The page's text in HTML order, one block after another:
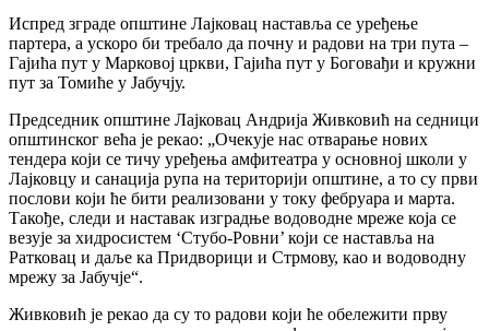
Испред зграде општине Лајковац наставља се уређење
партера, а ускоро би требало да почну и радови на три пута –
Гајића пут у Марковој цркви, Гајића пут у Боговађи и кружни
пут за Томиће у Јабучју.
Председник општине Лајковац Андрија Живковић на седници
општинског већа је рекао: „Очекује нас отварање нових
тендера који се тичу уређења амфитеатра у основној школи у
Лајковцу и санација рупа на територији општине, а то су први
послови који ће бити реализовани у току фебруара и марта.
Такође, следи и наставак изградње водоводне мреже која се
везује за хидросистем ‘Стубо-Ровни’ који се наставља на
Ратковац и даље ка Придворици и Стрмову, као и водоводну
мрежу за Јабучје“.
Живковић је рекао да су то радови који ће обележити прву